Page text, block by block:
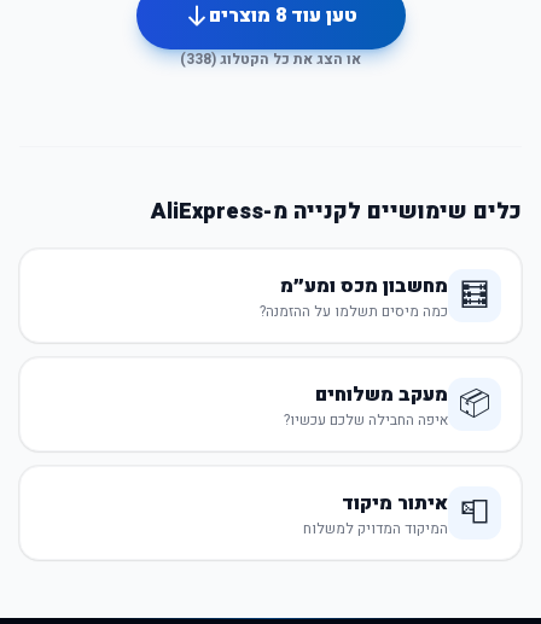
טען עוד8 מוצרים
או הצג את כל הקטלוג (338
)
כלים שימושיים לקנייה מ-AliExpress
🧮 מחשבון מכס ומע״מ
כמה מיסים תשלמו על ההזמנה?
📦 מעקב משלוחים
איפה החבילה שלכם עכשיו?
📮 איתור מיקוד
המיקוד המדויק למשלוח